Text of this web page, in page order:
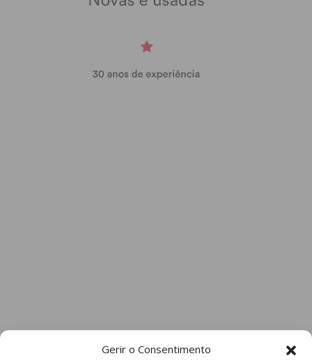
Gerir o Consentimento